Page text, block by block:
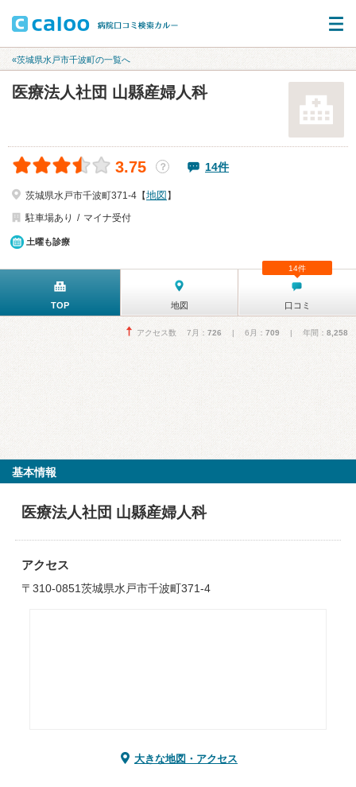
«茨城県水戸市千波町の一覧へ
医療法人社団 山縣産婦人科
3.75 ？ 14件
茨城県水戸市千波町371-4【地図 】
駐車場あり
マイナ受付
土曜も診療
TOP 地図 口コミ
14件
アクセス数 7月： 726 | 6月： 709 | 年間： 8,258
基本情報
医療法人社団 山縣産婦人科
アクセス
〒310-0851茨城県水戸市千波町371-4
大きな地図・アクセス